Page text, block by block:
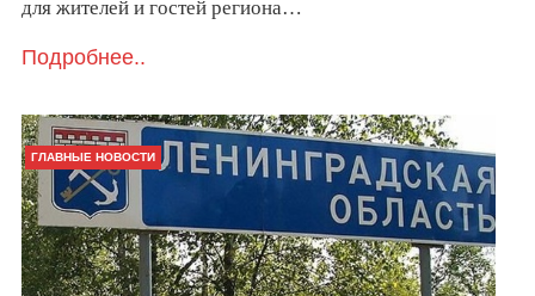
для жителей и гостей региона…
Подробнее..
ГЛАВНЫЕ НОВОСТИ